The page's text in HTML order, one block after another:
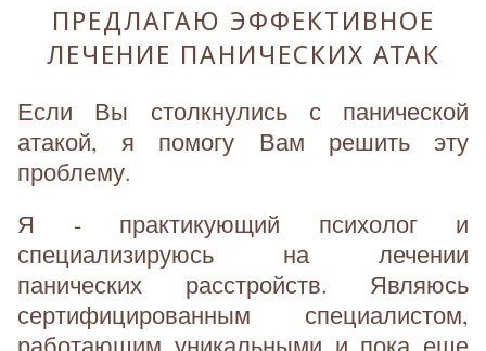
ПРЕДЛАГАЮ ЭФФЕКТИВНОЕ
ЛЕЧЕНИЕ ПАНИЧЕСКИХ АТАК
Если Вы столкнулись с панической
атакой, я помогу Вам решить эту
проблему.
Я - практикующий психолог и
специализируюсь на лечении
панических расстройств. Являюсь
сертифицированным специалистом,